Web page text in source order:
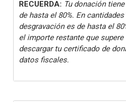
RECUERDA: Tu donación
de hasta el 80%. En
desgravación es de hasta el
el importe restante que supere
descargar tu certificado de
datos fiscales.